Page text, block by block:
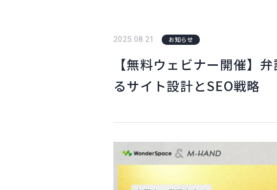
2025.08.21 お知らせ
【無料ウェビナー開催】
るサイト設計とSEO戦略